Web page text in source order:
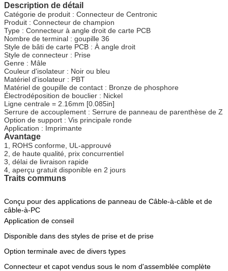
Description de détail
Catégorie de produit : Connecteur de Centronic
Produit : Connecteur de champion
Type : Connecteur à angle droit de carte PCB
Nombre de terminal : goupille 36
Style de bâti de carte PCB : À angle droit
Style de connecteur : Prise
Genre : Mâle
Couleur d'isolateur : Noir ou bleu
Matériel d'isolateur : PBT
Matériel de goupille de contact : Bronze de phosphore
Électrodéposition de bouclier : Nickel
Ligne centrale = 2.16mm [0.085in]
Serrure de accouplement : Serrure de panneau de parenthèse de Z
Option de support : Vis principale ronde
Application : Imprimante
Avantage
1, ROHS conforme, UL-approuvé
2, de haute qualité, prix concurrentiel
3, délai de livraison rapide
4, aperçu gratuit disponible en 2 jours
Traits communs
Conçu pour des applications de panneau de Câble-à-câble et de
câble-à-PC
Application de conseil
Disponible dans des styles de prise et de prise
Option terminale avec de divers types
Connecteur et capot vendus sous le nom d'assemblée complète